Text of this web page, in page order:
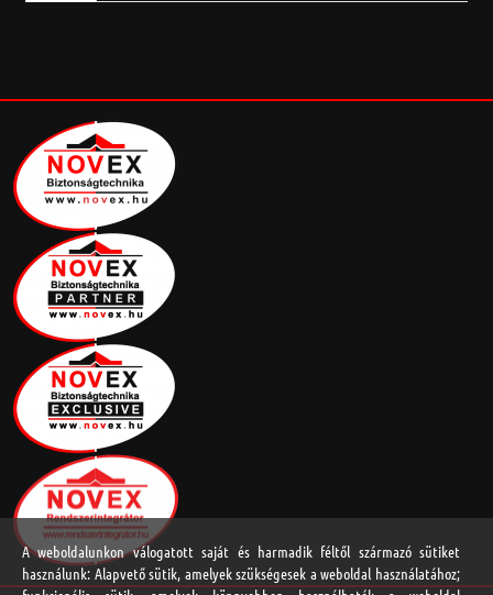
A weboldalunkon válogatott saját és harmadik féltől származó sütiket
használunk: Alapvető sütik, amelyek szükségesek a weboldal használatához;